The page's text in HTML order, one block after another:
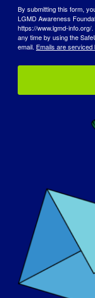
全世界都应
都要相信自
难，或者可
弃。 永远说
如果您的
做的是什么？:
如果我明天
如需阅读更
即将举行的
http://lgmd-
By submitting this form,
LGMD Awareness
https://www.lgmd-
any time by using the
email. Emails are